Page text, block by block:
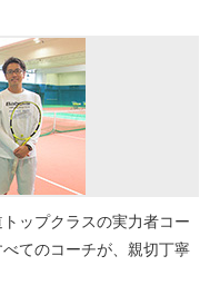
ップクラスの実力者コー
てのコーチが、親切丁寧